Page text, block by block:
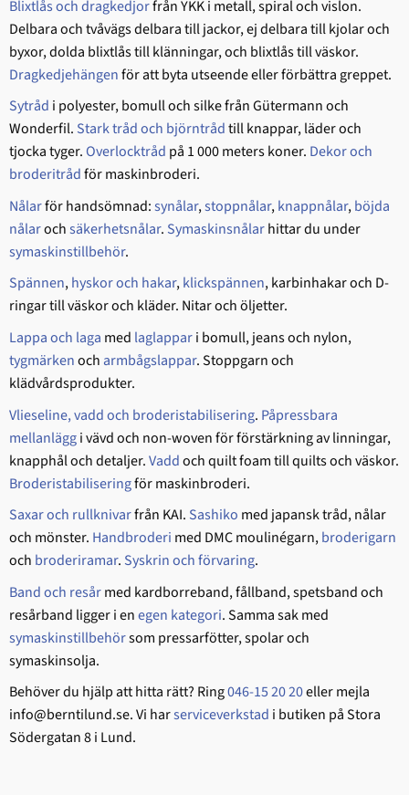
Blixtlås och dragkedjorfrån YKK i metall, spiral och vislon.
Delbara och tvåvägs delbara till jackor, ej delbara till kjolar och
byxor, dolda blixtlås till klänningar, och blixtlås till väskor.
Dragkedjehängenför att byta utseende eller förbättra greppet.
Sytråd i polyester, bomull och silke från Gütermann och
Wonderfil. Stark tråd och björntrådtill knappar, läder och
tjocka tyger.Overlocktråd på 1 000 meters koner. Dekor och
broderitrådför maskinbroderi.
Nålarför handsömnad:synålar,stoppnålar,knappnålar,böjda
nålarochsäkerhetsnålar. Symaskinsnålarhittar du under
symaskinstillbehör.
Spännen,hyskor och hakar,klickspännen, karbinhakar och D-
ringar till väskor och kläder. Nitar och öljetter.
Lappa och laga med laglappari bomull, jeans och nylon,
tygmärkenoch armbågslappar. Stoppgarn och
klädvårdsprodukter.
Vlieseline, vadd och broderistabilisering. Påpressbara
mellanläggi vävd och non-woven för förstärkning av linningar,
knapphål och detaljer.Vaddoch quilt foam till quilts och väskor.
Broderistabiliseringför maskinbroderi.
Saxar och rullknivarfrån KAI. Sashiko med japansk tråd, nålar
och mönster. Handbroderi med DMC moulinégarn,broderigarn
och broderiramar. Syskrin och förvaring.
Band och resårmed kardborreband, fållband, spetsband och
resårband ligger i enegen kategori. Samma sak med
symaskinstillbehörsom pressarfötter, spolar och
symaskinsolja.
Behöver du hjälp att hitta rätt? Ring046-15 20 20eller mejla
info@berntilund.se. Vi harserviceverkstad i butiken på Stora
Södergatan 8 i Lund.